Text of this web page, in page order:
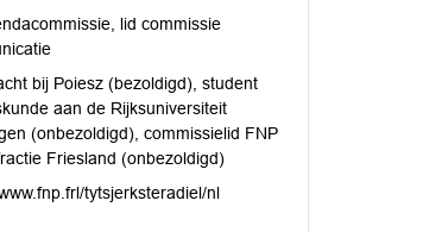
lid commissie
bij Poiesz (bezoldigd), student
aan de Rijksuniversiteit
(onbezoldigd), commissielid FNP
Friesland (onbezoldigd)
tytsjerksteradiel/nl